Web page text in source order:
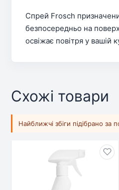
Спрей Frosch
безпосередньо на
освіжає повітря у вашій
Схожі товари
Найближчі збіги підібрано за